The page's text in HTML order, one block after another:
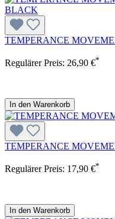
TEMPERANCE
Regulärer Preis: 26,90 €*
In den Warenkorb
TEMPERANCE
Regulärer Preis: 17,90 €*
In den Warenkorb